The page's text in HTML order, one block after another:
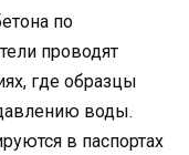
по
проводят
где образцы
воды.
в паспортах